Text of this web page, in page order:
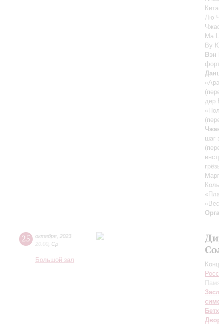
Лю
Ма
Ву
дер
шаг
25 октября 2023
20:00 Ср
Большой зал